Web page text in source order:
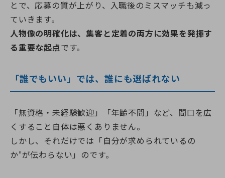
とで、応募の質が上がり、入職後のミスマッチも減っ
ていきます。
人物像の明確化は、集客と定着の両方に効果を発揮す
る重要な起点 です。
「誰でもいい」では、誰にも選ばれない
「無資格・未経験歓迎」「年齢不問」など、間口を広
くすること自体は悪くありません。
しかし、それだけでは「自分が求められているの
か”が伝わらない」のです。